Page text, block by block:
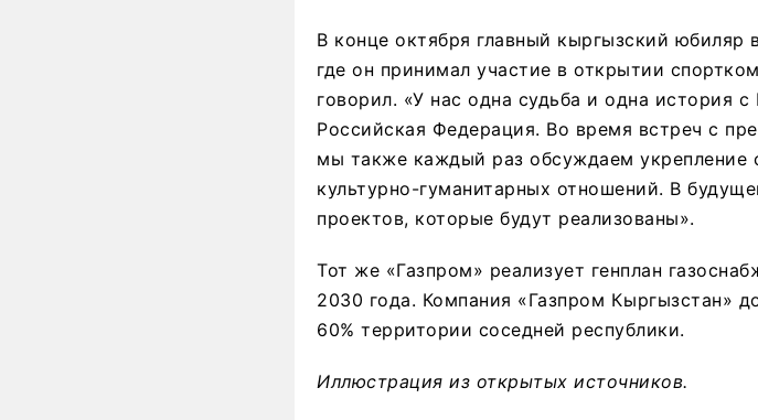
В конце октября главный кыргызский
где он принимал участие в открытии
говорил. «У нас одна судьба и одна история
Российская Федерация. Во время встреч с
мы также каждый раз обсуждаем укрепление
культурно-гуманитарных отношений. В
проектов, которые будут реализованы».
Тот же «Газпром» реализует генплан
2030 года. Компания «Газпром Кыргызстан»
60% территории соседней республики.
Иллюстрация из открытых источников.